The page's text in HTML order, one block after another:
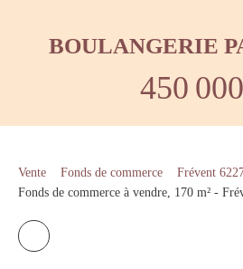
BOULANGERIE
450 000
Vente Fonds de commerce
Frévent
Fonds de commerce à vendre, 170 m² -